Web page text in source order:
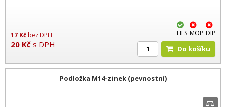
17 Kčbez DPH
20 Kč s DPH
HLS MOP DIP
Do košíku
Podložka M14-zinek (pevnostní)